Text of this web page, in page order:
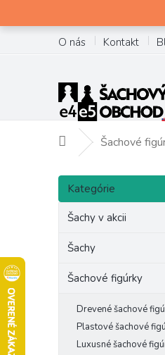
na
O nás Kontakt
DomovŠachové
B
č
Preskočiť
kategórie
Kategórie
Šachy v akcii
Šachy
Šachové figúrky
Drevené šachové
Plastové šachové
Luxusné šachové